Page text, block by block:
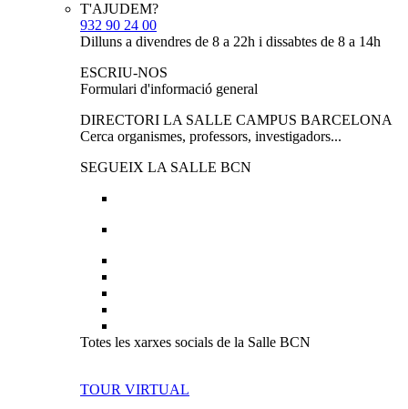
T'AJUDEM?
932 90 24 00
Dilluns a divendres de 8 a 22h i dissabtes de 8 a 14h
ESCRIU-NOS
Formulari d'informació general
DIRECTORI LA SALLE CAMPUS BARCELONA
Cerca organismes, professors, investigadors...
SEGUEIX LA SALLE BCN
Totes les xarxes socials de la Salle BCN
TOUR VIRTUAL